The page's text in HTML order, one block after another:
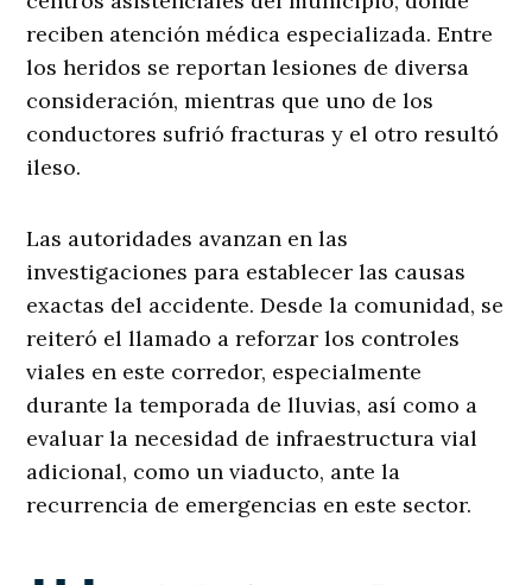
reciben atención médica especializada. Entre
los heridos se reportan lesiones de diversa
consideración, mientras que uno de los
conductores sufrió fracturas y el otro resultó
ileso.
Las autoridades avanzan en las
investigaciones para establecer las causas
exactas del accidente. Desde la comunidad, se
reiteró el llamado a reforzar los controles
viales en este corredor, especialmente
durante la temporada de lluvias, así como a
evaluar la necesidad de infraestructura vial
adicional, como un viaducto, ante la
recurrencia de emergencias en este sector.